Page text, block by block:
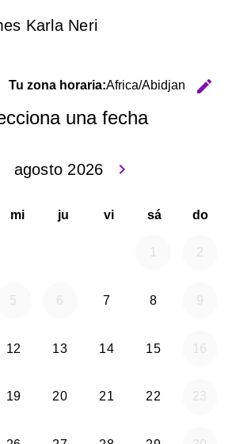
Karla Neri
Tu zona horaria:Africa/Abidjan
edit
una fecha
agosto 2026
keyboard_arrow_right
mi ju vi sá do
2
5 6 7viernes 2026-08-07
8sábado9
102026-08-11
12 miércoles 2026-08-12
13jueves 2026-08-13
14viernes 2026-08-14
15sábado
16
17
2026-08-18
19miércoles 2026-08-19
20jueves 2026-08-20
21 viernes 2026-08-21
22 sábado
23